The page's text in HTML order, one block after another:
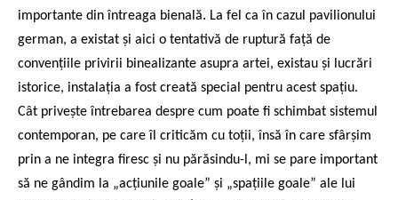
importante din întreaga bienală. La fel ca în cazul pavilionului
german, a existat și aici o tentativă de ruptură față de
convențiile privirii binealizante asupra artei, existau și lucrări
istorice, instalația a fost creată special pentru acest spațiu.
Cât privește întrebarea despre cum poate fi schimbat sistemul
contemporan, pe care îl criticăm cu toții, însă în care sfârșim
prin a ne integra firesc și nu părăsindu-l, mi se pare important
să ne gândim la „acțiunile goale” și „spațiile goale” ale lui